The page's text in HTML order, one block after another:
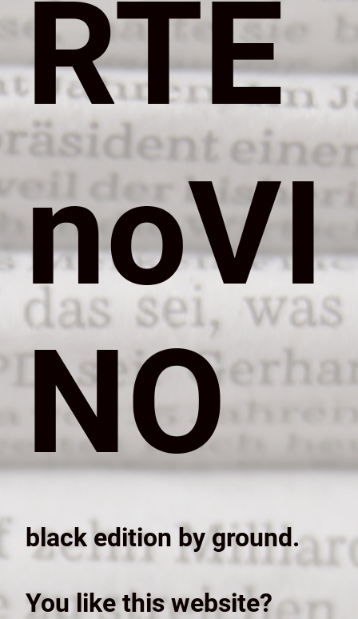
RTE
noVI
NO
black edition by ground.
You like this website?